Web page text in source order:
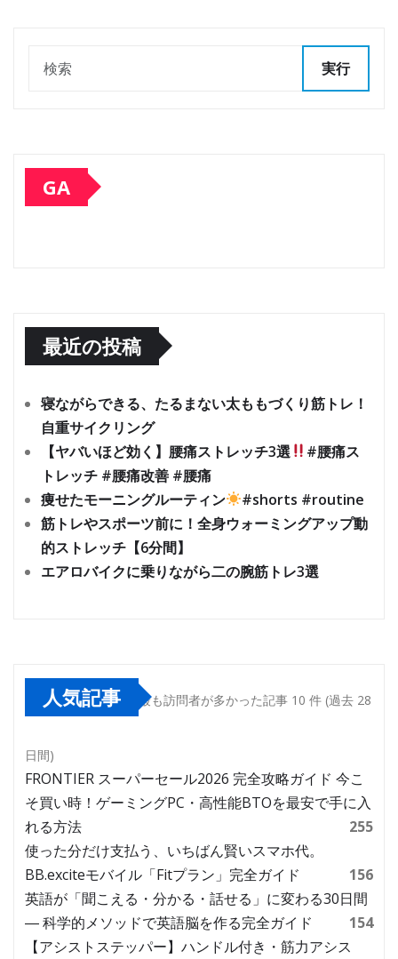
実行
GA
最近の投稿
寝ながらできる、たるまない太ももづくり筋トレ！
自重サイクリング
【ヤバいほど効く】腰痛ストレッチ3選
#腰痛ス
トレッチ #腰痛改善 #腰痛
痩せたモーニングルーティン
#shorts #routine
筋トレやスポーツ前に！全身ウォーミングアップ動
的ストレッチ【6分間】
エアロバイクに乗りながら二の腕筋トレ3選
人気記事 最も訪問者が多かった記事 10 件 (過去 28
日間)
FRONTIER スーパーセール2026 完全攻略ガイド 今こ
そ買い時！ゲーミングPC・高性能BTOを最安で手に入
れる方法
255
使った分だけ支払う、いちばん賢いスマホ代。
BB.exciteモバイル「Fitプラン」完全ガイド
156
英語が「聞こえる・分かる・話せる」に変わる30日間
― 科学的メソッドで英語脳を作る完全ガイド
154
【アシストステッパー】ハンドル付き・筋力アシス